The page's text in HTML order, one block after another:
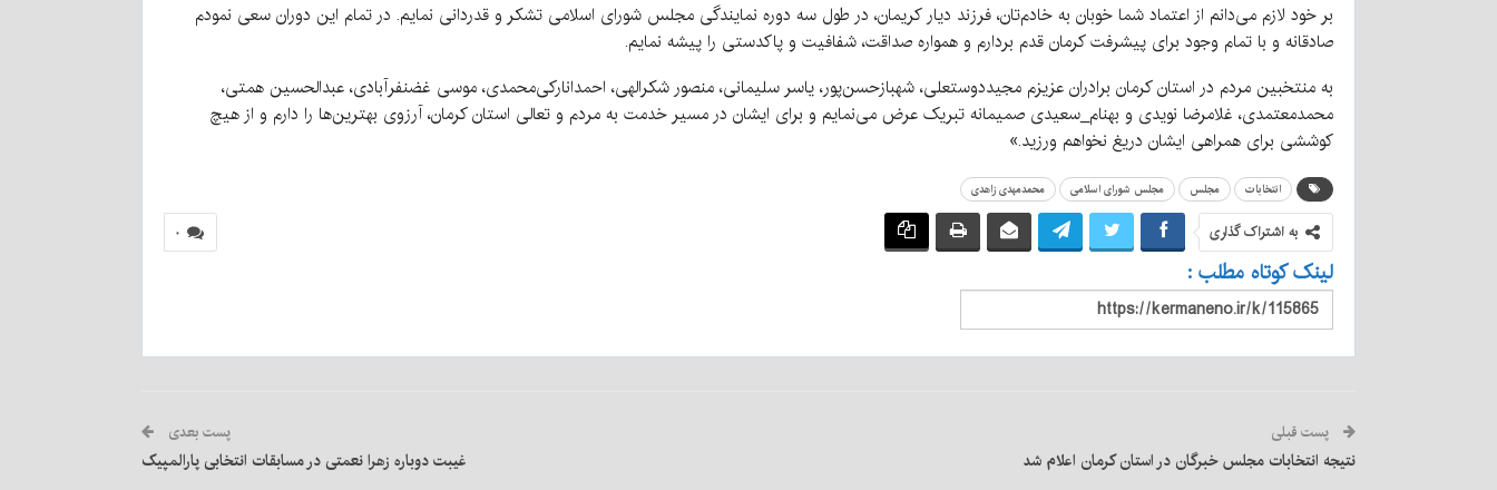
بر خود لازم می‌دانم از اعتماد شما خوبان به خادم‌تان، فرزند دیار کریمان، در طول سه دوره نمایندگی مجلس شورای اسلامی تشکر و قدردانی نمایم. در تمام این دوران سعی نمودم
صادقانه و با تمام‌ وجود برای پیشرفت کرمان قدم بردارم و همواره صداقت، شفافیت و پاکدستی را پیشه نمایم.
به منتخبین مردم در استان کرمان برادران عزیزم مجیددوستعلی، شهبازحسن‌پور، یاسر سلیمانی، منصور شکرالهی، احمدانارکی‌محمدی، موسی غضنفرآبادی، عبدالحسین همتی،
محمدمعتمدی، غلامرضا نویدی و بهنام_سعیدی صمیمانه تبریک عرض می‌نمایم و برای ایشان در مسیر خدمت به مردم و تعالی استان کرمان، آرزوی بهترین‌ها را دارم و از هیچ
کوششی برای همراهی ایشان دریغ نخواهم ورزید.»
انتخابات مجلس مجلس شورای اسلامی محمدمهدی زاهدی
۰ به اشتراک گذاری
لینک کوتاه مطلب :
پست قبلی
نتیجه انتخابات مجلس خبرگان در استان کرمان اعلام شد
پست بعدی
غیبت دوباره زهرا نعمتی در مسابقات انتخابی پارالمپیک